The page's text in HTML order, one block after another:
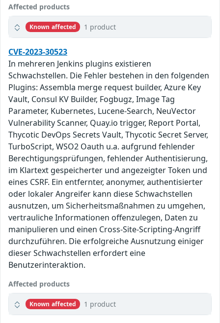
Affected products
Known affected 1 product
CVE-2023-30523
In mehreren Jenkins plugins existieren
Schwachstellen. Die Fehler bestehen in den folgenden
Plugins: Assembla merge request builder, Azure Key
Vault, Consul KV Builder, Fogbugz, Image Tag
Parameter, Kubernetes, Lucene-Search, NeuVector
Vulnerability Scanner, Quay.io trigger, Report Portal,
Thycotic DevOps Secrets Vault, Thycotic Secret Server,
TurboScript, WSO2 Oauth u.a. aufgrund fehlender
Berechtigungsprüfungen, fehlender Authentisierung,
im Klartext gespeicherter und angezeigter Token und
eines CSRF. Ein entfernter, anonymer, authentisierter
oder lokaler Angreifer kann diese Schwachstellen
ausnutzen, um Sicherheitsmaßnahmen zu umgehen,
vertrauliche Informationen offenzulegen, Daten zu
manipulieren und einen Cross-Site-Scripting-Angriff
durchzuführen. Die erfolgreiche Ausnutzung einiger
dieser Schwachstellen erfordert eine
Benutzerinteraktion.
Affected products
Known affected 1 product